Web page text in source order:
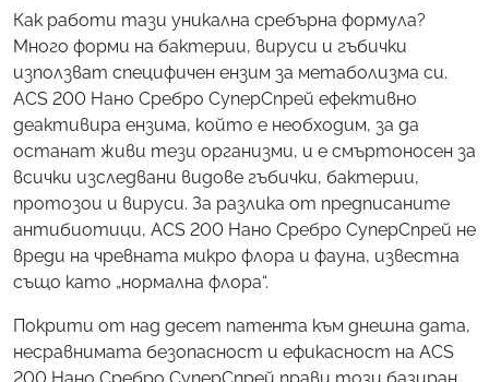
Как работи тази уникална сребърна формула?
Много форми на бактерии, вируси и гъбички
използват специфичен ензим за метаболизма си.
ACS 200 Нано Сребро СуперСпрей ефективно
деактивира ензима, който е необходим, за да
останат живи тези организми, и е смъртоносен за
всички изследвани видове гъбички, бактерии,
протозои и вируси. За разлика от предписаните
антибиотици, ACS 200 Нано Сребро СуперСпрей не
вреди на чревната микро флора и фауна, известна
също като „нормална флора“.
Покрити от над десет патента към днешна дата,
несравнимата безопасност и ефикасност на ACS